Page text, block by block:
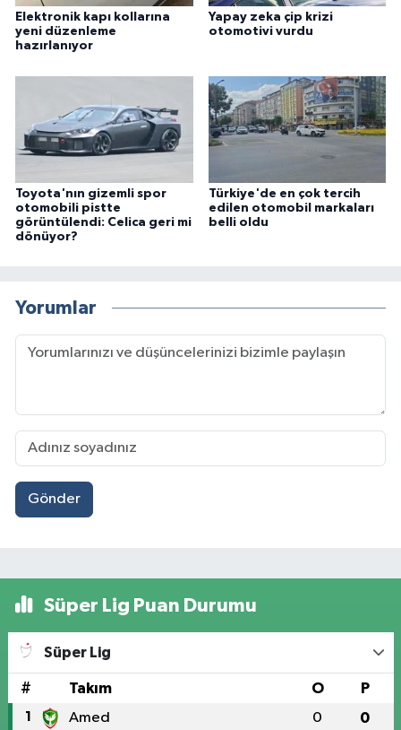
Elektronik kapı kollarına
yeni düzenleme
hazırlanıyor
Yapay zeka çip krizi
otomotivi vurdu
Toyota'nın gizemli spor
otomobili pistte
görüntülendi: Celica geri mi
dönüyor?
Türkiye'de en çok tercih
edilen otomobil markaları
belli oldu
Yorumlar
Gönder
Süper Lig Puan Durumu
Süper Lig
# Takım O P
1 Amed 0 0